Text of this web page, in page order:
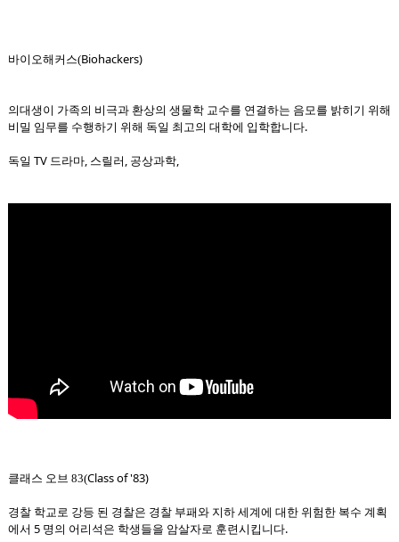
바이오해커스(Biohackers)
의대생이 가족의 비극과 환상의 생물학 교수를 연결하는 음모를 밝히기 위해
비밀 임무를 수행하기 위해 독일 최고의 대학에 입학합니다.
독일 TV 드라마, 스릴러, 공상과학,
클래스 오브 83(Class of '83)
경찰 학교로 강등 된 경찰은 경찰 부패와 지하 세계에 대한 위험한 복수 계획
에서 5 명의 어리석은 학생들을 암살자로 훈련시킵니다.